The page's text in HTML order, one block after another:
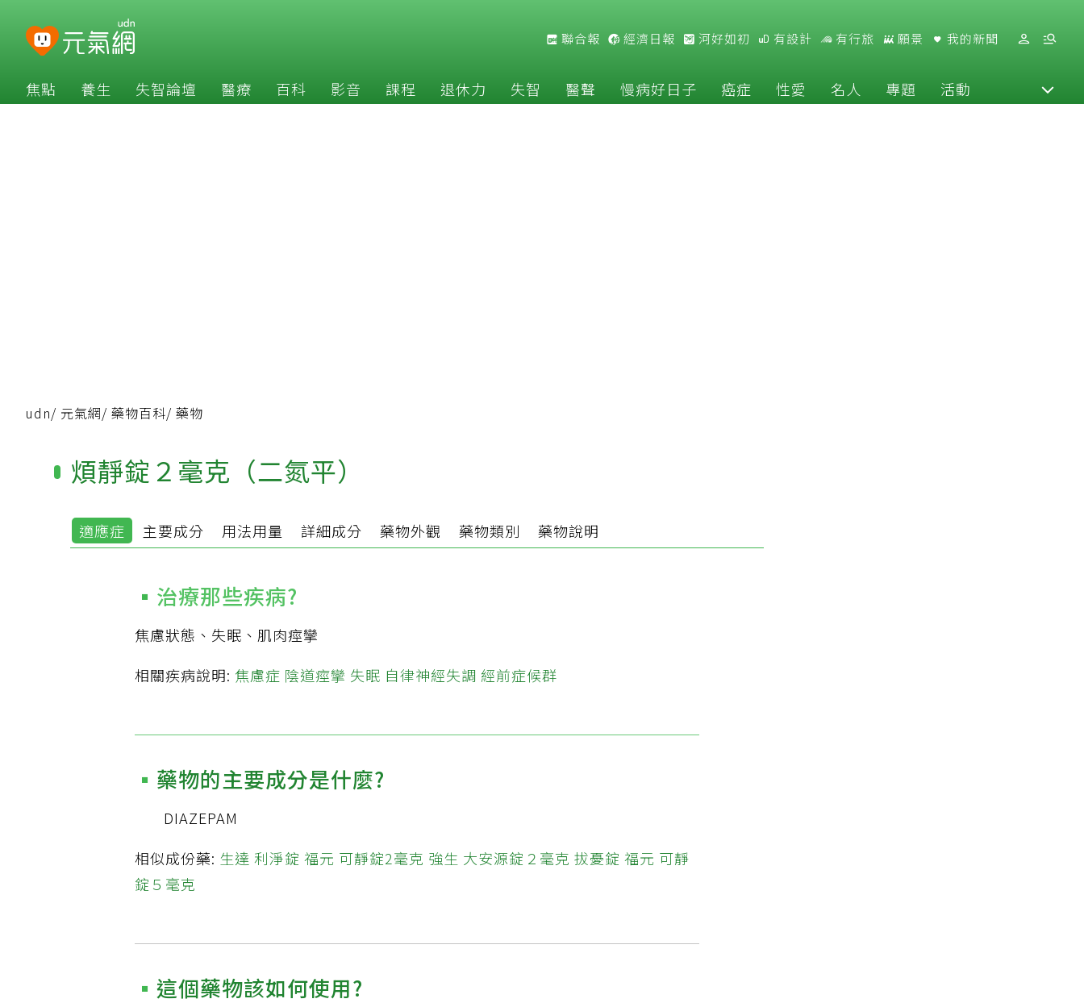
聯合報 經濟日報 河好如初 有設計 有行旅 願景 我的新聞
焦點 養生 失智論壇 醫療 百科 影音 課程 退休力 失智 醫聲 慢病好日子 癌症 性愛 名人 專題 活動
udn/ 元氣網/ 藥物百科/ 藥物
煩靜錠２毫克（二氮平）
適應症 主要成分 用法用量 詳細成分 藥物外觀 藥物類別 藥物說明
治療那些疾病?
焦慮狀態、失眠、肌肉痙攣
相關疾病說明: 焦慮症 陰道痙攣 失眠 自律神經失調 經前症候群
藥物的主要成分是什麼?
DIAZEPAM
相似成份藥: 生達 利淨錠 福元 可靜錠2毫克 強生 大安源錠２毫克 拔憂錠 福元 可靜
錠５毫克
這個藥物該如何使用?